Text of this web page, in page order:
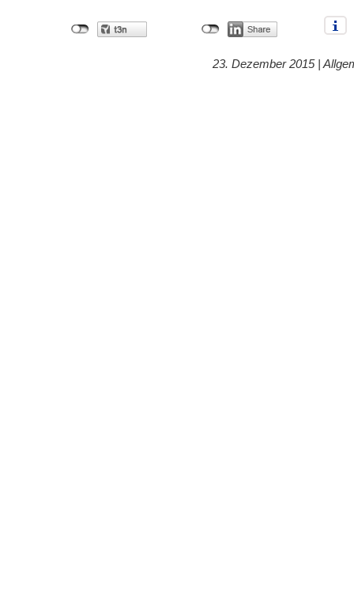
23. Dezember 2015 |